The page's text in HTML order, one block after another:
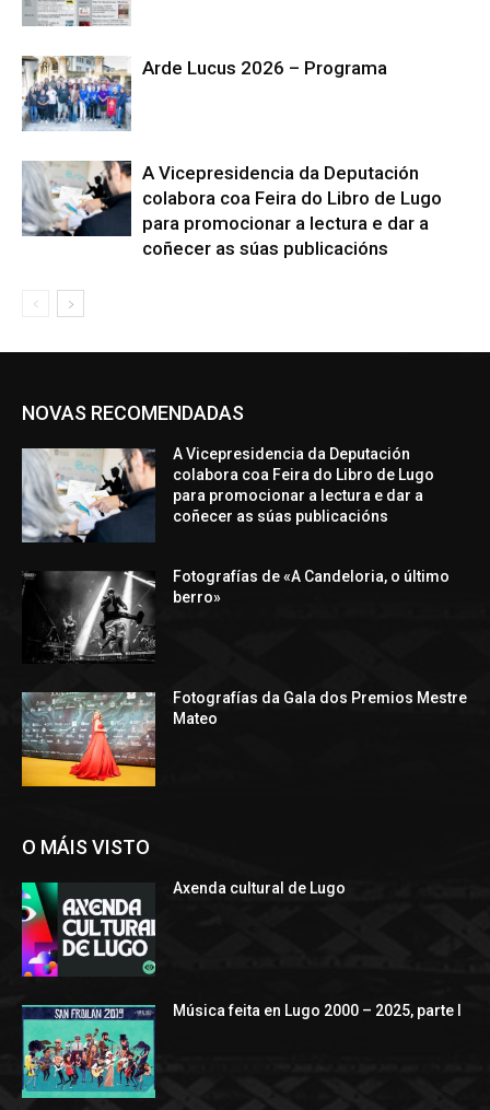
Arde Lucus 2026 – Programa
A Vicepresidencia da Deputación
colabora coa Feira do Libro de Lugo
para promocionar a lectura e dar a
coñecer as súas publicacións
NOVAS RECOMENDADAS
A Vicepresidencia da Deputación
colabora coa Feira do Libro de Lugo
para promocionar a lectura e dar a
coñecer as súas publicacións
Fotografías de «A Candeloria, o último
berro»
Fotografías da Gala dos Premios Mestre
Mateo
O MÁIS VISTO
Axenda cultural de Lugo
Música feita en Lugo 2000 – 2025, parte I